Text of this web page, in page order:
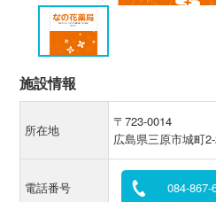
施設情報
所在地
〒723-0014
広島県三原市城町
電話番号 084-